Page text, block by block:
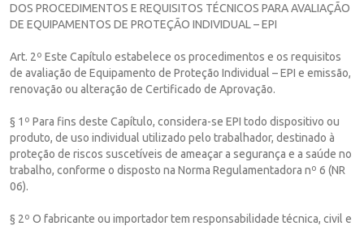
DOS PROCEDIMENTOS E REQUISITOS TÉCNICOS PARA AVALIAÇÃO
DE EQUIPAMENTOS DE PROTEÇÃO INDIVIDUAL – EPI
Art. 2º Este Capítulo estabelece os procedimentos e os requisitos
de avaliação de Equipamento de Proteção Individual – EPI e emissão,
renovação ou alteração de Certificado de Aprovação.
§ 1º Para fins deste Capítulo, considera-se EPI todo dispositivo ou
produto, de uso individual utilizado pelo trabalhador, destinado à
proteção de riscos suscetíveis de ameaçar a segurança e a saúde no
trabalho, conforme o disposto na Norma Regulamentadora nº 6 (NR
06).
§ 2º O fabricante ou importador tem responsabilidade técnica, civil e